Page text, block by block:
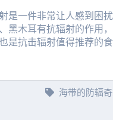
是一件非常让人感到困
黑木耳有抗辐射的作用
是抗击辐射值得推荐的食
海带的防辐